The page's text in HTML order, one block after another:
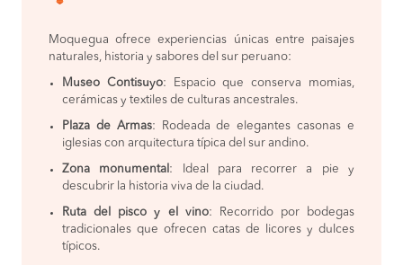
Moquegua ofrece experiencias únicas entre paisajes
naturales, historia y sabores del sur peruano:
Museo Contisuyo: Espacio que conserva momias,
cerámicas y textiles de culturas ancestrales.
Plaza de Armas: Rodeada de elegantes casonas e
iglesias con arquitectura típica del sur andino.
Zona monumental : Ideal para recorrer a pie y
descubrir la historia viva de la ciudad.
Ruta del pisco y el vino: Recorrido por bodegas
tradicionales que ofrecen catas de licores y dulces
típicos.